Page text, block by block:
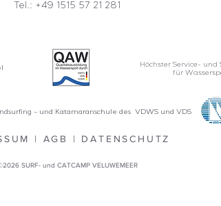
Tel.: +49 1515 57 21 281
Höchster Service-
für
– und Katamaranschule des VDWS und VDS
| AGB | DATENSCHUTZ
SURF- und CATCAMP VELUWEMEER